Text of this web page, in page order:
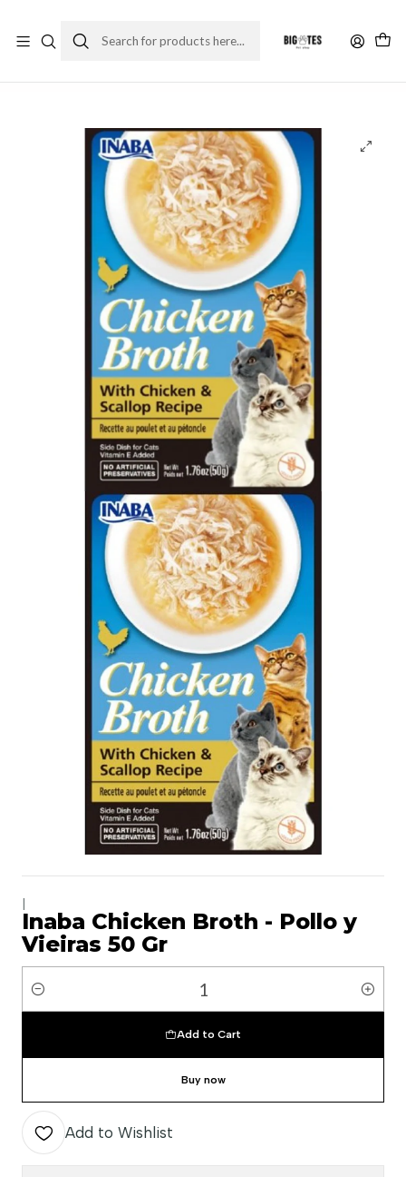
Inaba Chicken Broth - Pollo y
Vieiras 50 Gr
Quantity
Add to Cart
Buy now
Add to Wishlist